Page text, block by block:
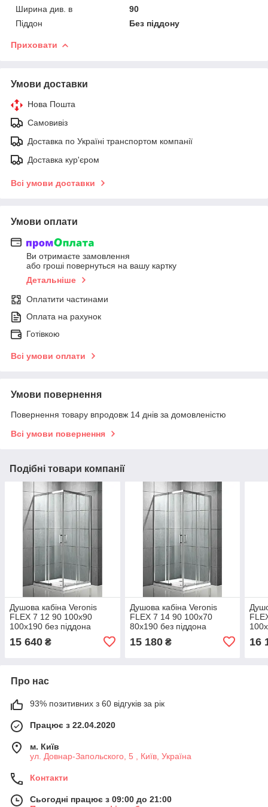
Ширина див. в
90
Піддон
Без піддону
Приховати
Умови доставки
Нова Пошта
Самовивіз
Доставка по Україні транспортом компанії
Доставка кур'єром
Всі умови доставки
Умови оплати
Ви отримаєте замовлення
або гроші повернуться на вашу картку
Детальніше
Оплатити частинами
Оплата на рахунок
Готівкою
Всі умови оплати
Умови повернення
Повернення товару впродовж 14 днів за домовленістю
Всі умови повернення
Подібні товари компанії
Душова кабіна Veronis
FLEX 7 12 90 100х90
100х190 без піддона
регульована прозоре скло
6 мм хромований профіль
15 640 ₴
Душова кабіна Veronis
FLEX 7 14 90 100х70
80х190 без піддона
загартоване скло 6 мм
15 180₴
6
16
Про нас
93% позитивних з 60 відгуків за рік
Працює з 22.04.2020
м. Київ
ул. Довнар-Запольского, 5 , Київ, Україна
Контакти
Сьогодні працює з 09:00 до 21:00